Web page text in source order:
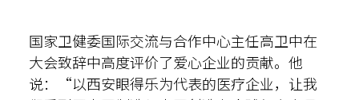
国家卫健委国际交流与合作中心主任高卫中在
大会致辞中高度评价了爱心企业的贡献。他
说：“以西安眼得乐为代表的医疗企业，让我